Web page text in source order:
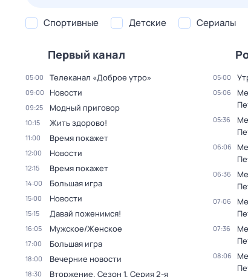
Спортивные Детские Сериалы
Первый канал
05:00 Телеканал «Доброе утро»
09:00 Новости
09:25 Модный приговор
10:15 Жить здорово!
11:00 Время покажет
12:00 Новости
12:15 Время покажет
14:00 Большая игра
15:00 Новости
15:15 Давай поженимся!
16:05 Мужское/Женское
17:00 Большая игра
18:00 Вечерние новости
18:30 Вторжение. Сезон 1. Серия 2-я
05:00
05:06
05:36
06:06
06:36
07:06
07:36
08:06